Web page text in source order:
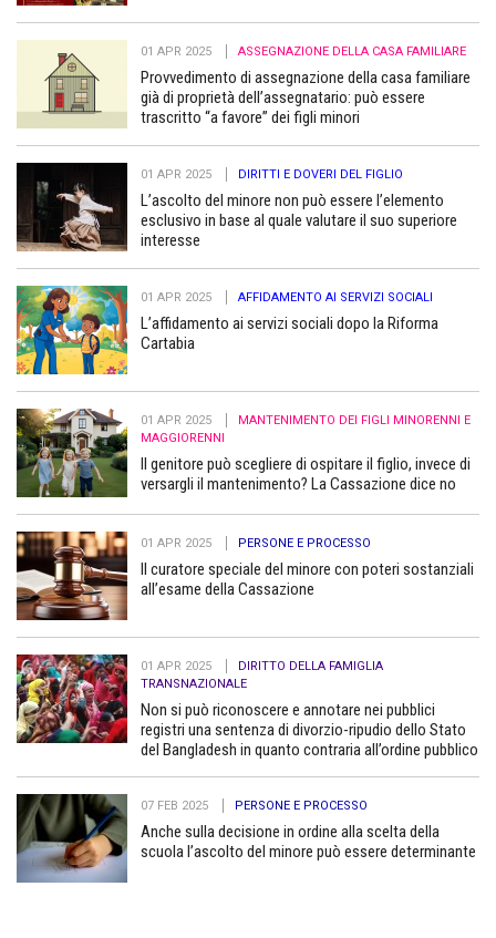
01 APR 2025 ASSEGNAZIONE DELLA CASA FAMILIARE
Provvedimento di assegnazione della casa familiare
già di proprietà dell’assegnatario: può essere
trascritto “a favore” dei figli minori
01 APR 2025 DIRITTI E DOVERI DEL FIGLIO
L’ascolto del minore non può essere l’elemento
esclusivo in base al quale valutare il suo superiore
interesse
01 APR 2025 AFFIDAMENTO AI SERVIZI SOCIALI
L’affidamento ai servizi sociali dopo la Riforma
Cartabia
01 APR 2025
MANTENIMENTO DEI FIGLI MINORENNI E
MAGGIORENNI
Il genitore può scegliere di ospitare il figlio, invece di
versargli il mantenimento? La Cassazione dice no
01 APR 2025 PERSONE E PROCESSO
Il curatore speciale del minore con poteri sostanziali
all’esame della Cassazione
01 APR 2025
DIRITTO DELLA FAMIGLIA
TRANSNAZIONALE
Non si può riconoscere e annotare nei pubblici
registri una sentenza di divorzio-ripudio dello Stato
del Bangladesh in quanto contraria all’ordine pubblico
07 FEB 2025 PERSONE E PROCESSO
Anche sulla decisione in ordine alla scelta della
scuola l’ascolto del minore può essere determinante